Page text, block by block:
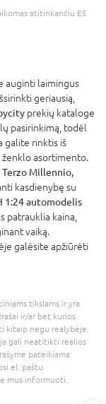
atitinkančiu ES
auginti laimingus
geriausią,
prekių kataloge
pasirinkimą, todėl
galite rinktis iš
ženklo asortimento.
Terzo Millennio,
kasdienybę su
1:24 automodelis
patrauklia kaina,
vaiką.
galėsite apžiūrėti
tikslams ir yra
ir/ar bet kurios
kitaip negu realybėje.
gali neatitikti realios
pateikiama
el. paštu
mus informuoti.